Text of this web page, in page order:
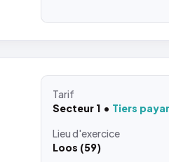
Tarif
Secteur 1
Tiers
Lieud'exercice
Loos (59)